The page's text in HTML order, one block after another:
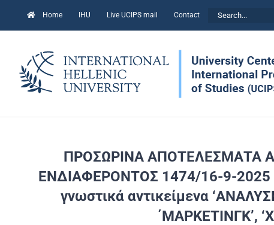
to
Home IHU Live UCIPS mail Contact
ΠΡΟΣΩΡΙΝΑ ΑΠΟΤΕΛΕΣΜΑΤΑ
ΕΝΔΙΑΦΕΡΟΝΤΟΣ 1474/16-9-2025
γνωστικά αντικείμενα
΄ΜΑΡΚΕΤΙΝΓΚ’,